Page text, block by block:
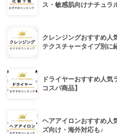
ス・敏感肌向けナチュラ
クレンジングおすすめ人
テクスチャータイプ別に
ドライヤーおすすめ人気
コスパ商品】
ヘアアイロンおすすめ人
ズ向け・海外対応も♪